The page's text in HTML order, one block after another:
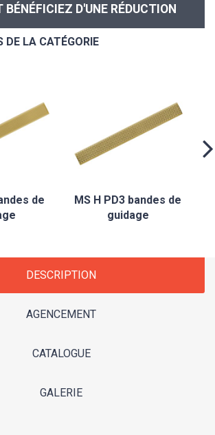
BÉNÉFICIEZ D'UNE RÉDUCTION
DE LA CATÉGORIE
de
MS H PD3 bandes de
guidage
DESCRIPTION
AGENCEMENT
CATALOGUE
GALERIE